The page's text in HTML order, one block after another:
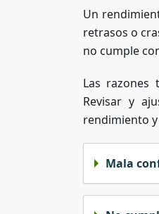
Un
retrasos o
no cumple
Las razones
Revisar y
rendimiento
Mala